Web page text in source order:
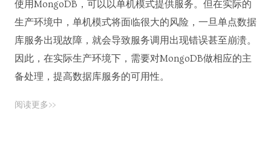
使用MongoDB，可以以单机模式提供服务。但在实际的
生产环境中，单机模式将面临很大的风险，一旦单点数据
库服务出现故障，就会导致服务调用出现错误甚至崩溃。
因此，在实际生产环境下，需要对MongoDB做相应的主
备处理，提高数据库服务的可用性。
阅读更多>>